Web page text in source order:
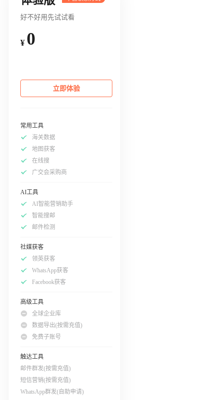
好不好用先试试看
¥ 0
立即体验
常用工具
海关数据
地图获客
在线搜
广交会采购商
AI工具
AI智能营销助手
智能搜邮
邮件检测
社媒获客
领英获客
WhatsApp获客
Facebook获客
高级工具
全球企业库
数据导出(按需充值)
免费子账号
触达工具
邮件群发(按需充值)
短信营销(按需充值)
WhatsApp群发(自助申请)